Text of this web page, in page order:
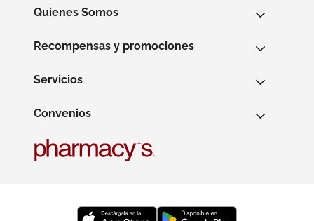
Quienes Somos
Recompensas y promociones
Servicios
Convenios